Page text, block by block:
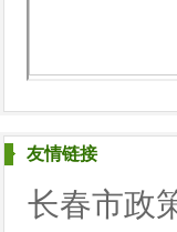
友情链接
长春市政